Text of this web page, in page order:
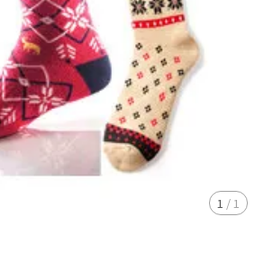
1 /1